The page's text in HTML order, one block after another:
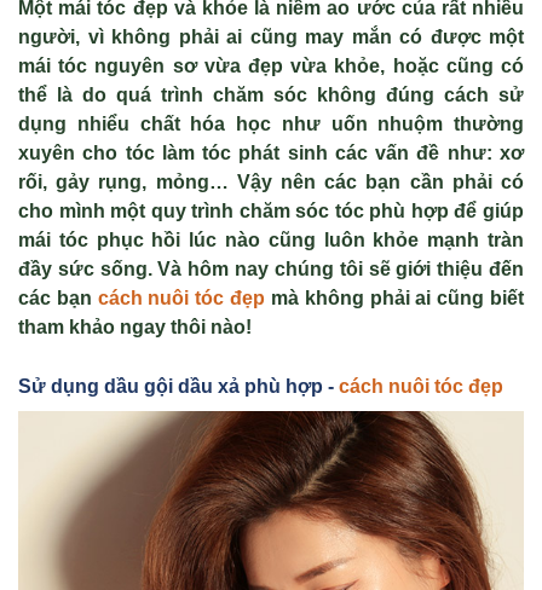
Một mái tóc đẹp và khỏe là niềm ao ước của rất nhiều
người, vì không phải ai cũng may mắn có được một
mái tóc nguyên sơ vừa đẹp vừa khỏe, hoặc cũng có
thể là do quá trình chăm sóc không đúng cách sử
dụng nhiểu chất hóa học như uốn nhuộm thường
xuyên cho tóc làm tóc phát sinh các vấn đề như: xơ
rối, gảy rụng, mỏng… Vậy nên các bạn cần phải có
cho mình một quy trình chăm sóc tóc phù hợp để giúp
mái tóc phục hồi lúc nào cũng luôn khỏe mạnh tràn
đầy sức sống. Và hôm nay chúng tôi sẽ giới thiệu đến
các bạn cách nuôi tóc đẹp mà không phải ai cũng biết
tham khảo ngay thôi nào!
Sử dụng dầu gội dầu xả phù hợp - cách nuôi tóc đẹp